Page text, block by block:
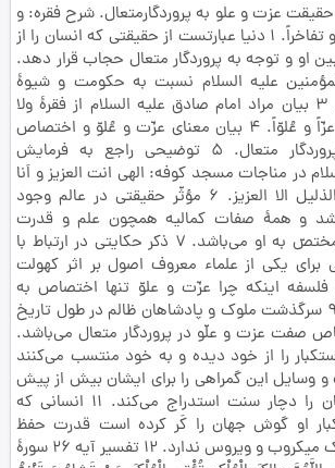
عزت و علو به پروردگارمتعال. شرح فقره: و
لا يطلب الدنيا تكاثراً و تفاخراً. 1 دنيا عبارتست از حقيقتي كه انسان را از
او و توجه به پروردگار متعال حجاب قرار دهد.
عليه السلام نسبت به حكومت و شيوۀ
حكومت‌داري حضرت. 3 بيان مراد امام صادق عليه السلام از فقرۀ ولا
يطلب ما عند الناس عزّاً و عُلوّاً. 4 بيان معناي عزّت و عُلوّ و اختصاص
حقيقي آن دو به پروردگار متعال. 5 توضيحي راجع به فرمايش
در مناجات مسجد كوفه: الهي انت العزيز و اَنا
الذليل و هل یرحم الذليل الا العزيز. 6 مؤثّر حقيقتي در عالم وجود
و همۀ صفات كماليه همچون علم و قدرت
نشأت گرفته از او و مختصّ به او مي‌باشد. 7 ذكر حكايتي در ارتباط با
يكي از علماء معروف اصول بر اثر كهولت
و فلسفه اينكه چرا عزّت و علوّ تنها اختصاص به
پروردگار متعال دارد. 9 سرگذشت ملوك و پادشاهان ظالم در طول تاريخ
صفت عزت و علّو در پروردگار متعال مي‌باشد.
استكبار را از خود ديده و به خود منتسب مي‌كنند
وسايل اين گمراهي را براي ايشان بيش از پيش
فراهم مي‌كند و ايشان را دچار سنت استدراج مي‌كند. 11 انساني كه
او گوش جهان را كَر كرده است قدرت حفظ
خويش را در مقابل يك ميكروب و ويروس ندارد. 12 تفسير آيه 26 سورۀ